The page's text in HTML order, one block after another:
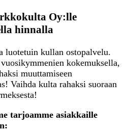
Oy:lle
hinnalla
luotetuin kullan ostopalvelu.
kokemuksella,
muuttamiseen
Vaihda kulta rahaksi suoraan
tarjoamme asiakkaille